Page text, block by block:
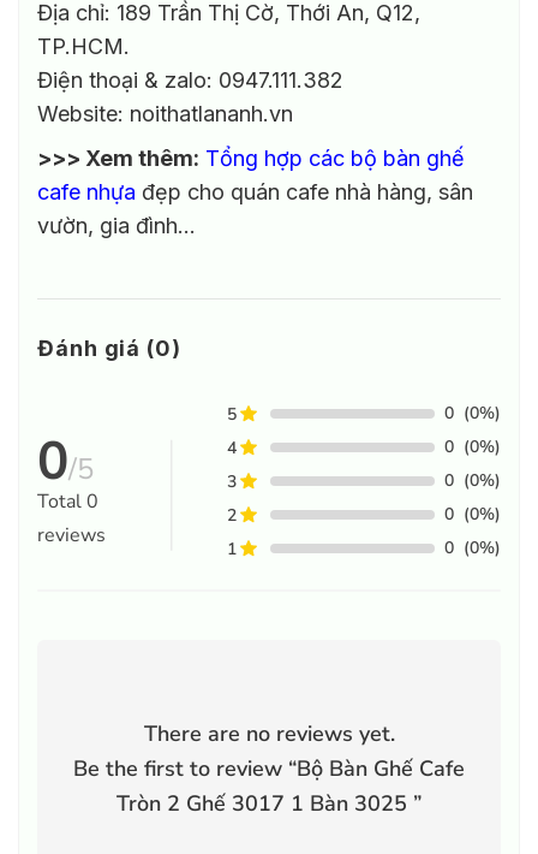
Địa chỉ: 189 Trần Thị Cờ, Thới An, Q12,
TP.HCM.
Điện thoại & zalo: 0947.111.382
Website: noithatlananh.vn
>>> Xem thêm: Tổng hợp các bộ bàn ghế
cafe nhựa đẹp cho quán cafe nhà hàng, sân
vườn, gia đình…
Đánh giá (0)
0/5
Total0
reviews
5 0 (0%)
4
0 (0%)
3
0 (0%)
2
0 (0%)
1
0 (0%)
There are no reviews yet.
Be the first to review “Bộ Bàn Ghế Cafe
Tròn 2 Ghế 3017 1 Bàn 3025 ”